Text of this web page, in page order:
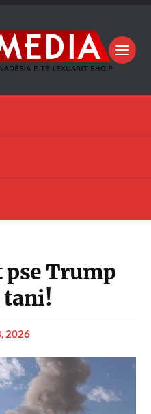
pse Trump
2026